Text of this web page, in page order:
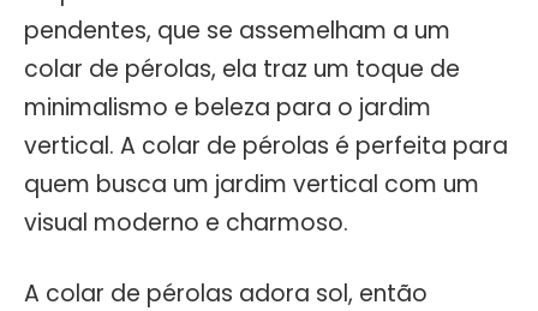
pendentes, que se assemelham a um
colar de pérolas, ela traz um toque de
minimalismo e beleza para o jardim
vertical. A colar de pérolas é perfeita para
quem busca um jardim vertical com um
visual moderno e charmoso.
A colar de pérolas adora sol, então